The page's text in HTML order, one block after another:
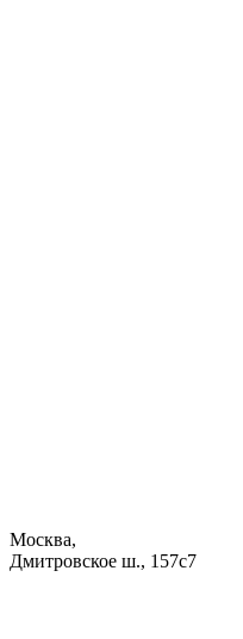
Москва,
Дмитровское ш., 157с7